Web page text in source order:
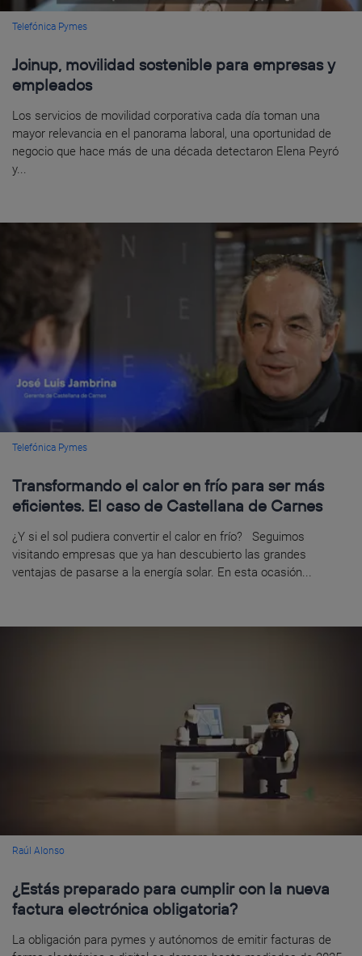
Telefónica Pymes
Joinup, movilidad sostenible para empresas y
empleados
Los servicios de movilidad corporativa cada día toman una
mayor relevancia en el panorama laboral, una oportunidad de
negocio que hace más de una década detectaron Elena Peyró
y...
Telefónica Pymes
Transformando el calor en frío para ser más
eficientes. El caso de Castellana de Carnes
¿Y si el sol pudiera convertir el calor en frío? Seguimos
visitando empresas que ya han descubierto las grandes
ventajas de pasarse a la energía solar. En esta ocasión...
Raúl Alonso
¿Estás preparado para cumplir con la nueva
factura electrónica obligatoria?
La obligación para pymes y autónomos de emitir facturas de